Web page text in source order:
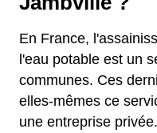
En France,
l'eau potable est un
communes. Ces
elles-mêmes ce
une entreprise